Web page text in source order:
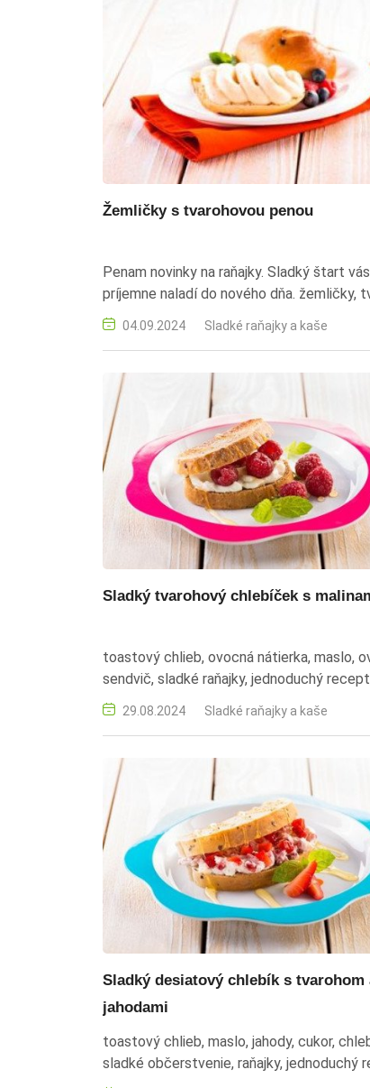
Žemličky s tvarohovou penou
Penam novinky na raňajky. Sladký štart vás
príjemne naladí do nového dňa. žemličky,
smotana, ovocie, sladké raňajky, jednoduchý
04.09.2024 Sladké raňajky a kaše
Sladký tvarohový chlebíček s
toastový chlieb, ovocná nátierka, maslo,
sendvič, sladké raňajky, jednoduchý
príprava, detské občerstvenie
29.08.2024 Sladké raňajky a kaše
Sladký desiatový chlebík s tvarohom
jahodami
toastový chlieb, maslo, jahody, cukor,
sladké občerstvenie, raňajky, jednoduchý